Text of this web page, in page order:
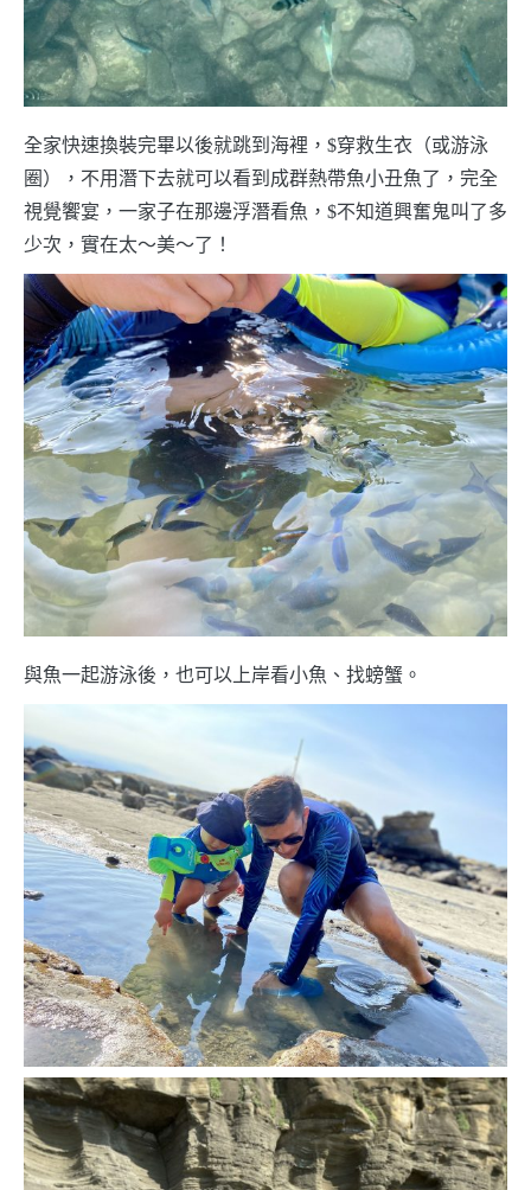
全家快速換裝完畢以後就跳到海裡，$穿救生衣（或游泳
圈），不用潛下去就可以看到成群熱帶魚小丑魚了，完全
視覺饗宴，一家子在那邊浮潛看魚，$不知道興奮鬼叫了多
少次，實在太～美～了！
與魚一起游泳後，也可以上岸看小魚、找螃蟹。